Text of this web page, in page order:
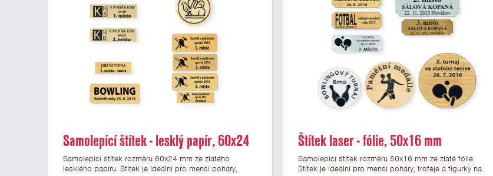
Samolepící štítek - lesklý papír, 60x24
mm
Samolepicí štítek rozměru 60x24 mm ze zlatého
lesklého papíru. Štítek je ideální pro menší poháry,
Štítek laser - fólie, 50x16 mm
Samolepicí štítek rozměru 50x16 mm ze zlaté fólie.
Štítek je ideální pro menší poháry, trofeje a figurky na